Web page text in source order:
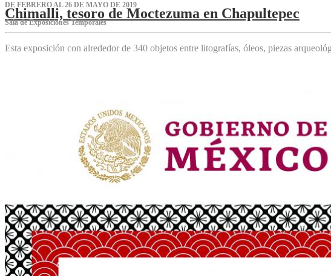
DE FEBRERO AL 26 DE MAYO DE 2019
Chimalli, tesoro de Moctezuma en Chapultepec
Sala de Exposiciones Temporales
Esta exposición con alrededor de 340 objetos entre litografías, óleos, piezas